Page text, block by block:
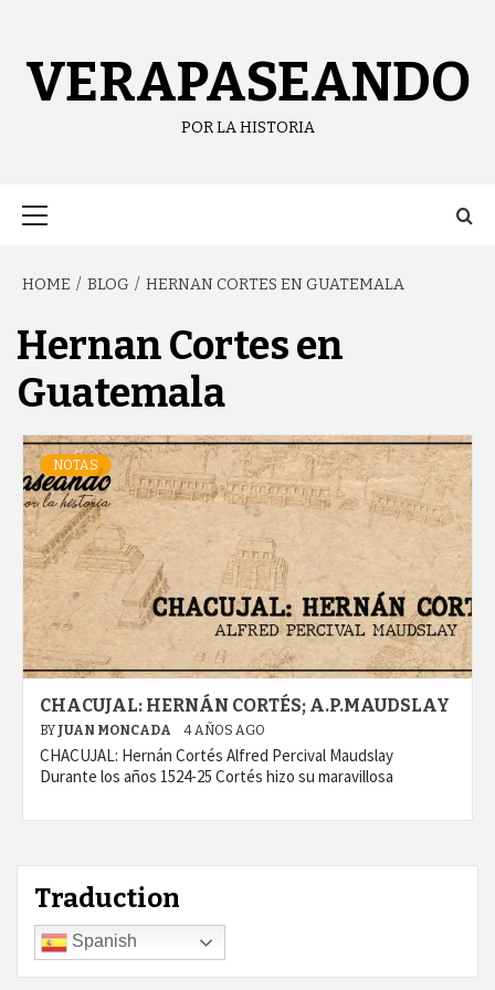
VERAPASEANDO
POR LA HISTORIA
HOME BLOG HERNAN CORTES EN GUATEMALA
Hernan Cortes en
Guatemala
NOTAS
CHACUJAL: HERNÁN CORTÉS; A.P.MAUDSLAY
BY JUAN MONCADA 4 AÑOS AGO
CHACUJAL: Hernán Cortés Alfred Percival Maudslay
Durante los años 1524-25 Cortés hizo su maravillosa
Traduction
Spanish